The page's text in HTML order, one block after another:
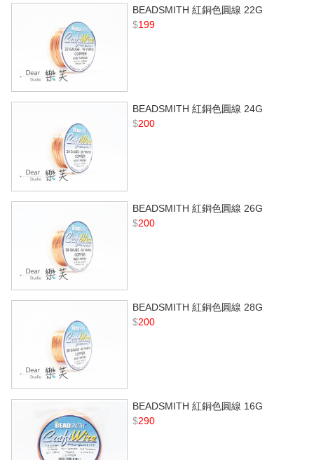
BEADSMITH 紅銅色圓線 22G
$199
BEADSMITH 紅銅色圓線 24G
$200
BEADSMITH 紅銅色圓線 26G
$200
BEADSMITH 紅銅色圓線 28G
$200
BEADSMITH 紅銅色圓線 16G
$290